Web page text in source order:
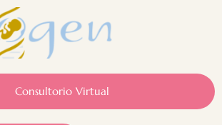
Consultorio Virtual